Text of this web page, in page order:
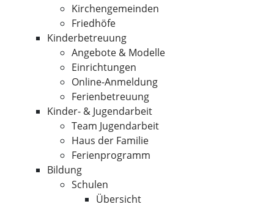
Kirchengemeinden
Friedhöfe
Kinderbetreuung
Angebote & Modelle
Einrichtungen
Online-Anmeldung
Ferienbetreuung
Kinder- & Jugendarbeit
Team Jugendarbeit
Haus der Familie
Ferienprogramm
Bildung
Schulen
Übersicht